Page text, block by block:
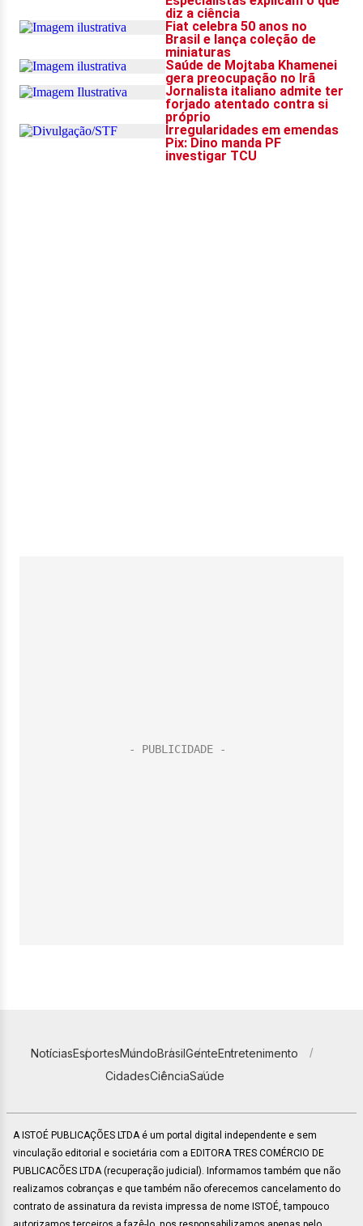
NotíciasEsportesMundoBrasilGenteEntretenimento
CidadesCiênciaSaúde
A ISTOÉ PUBLICAÇÕES LTDA é um portal digital independente e sem
vinculação editorial e societária com a EDITORA TRES COMÉRCIO DE
PUBLICACÕES LTDA (recuperação judicial). Informamos também que não
realizamos cobranças e que também não oferecemos cancelamento do
contrato de assinatura da revista impressa de nome ISTOÉ, tampouco